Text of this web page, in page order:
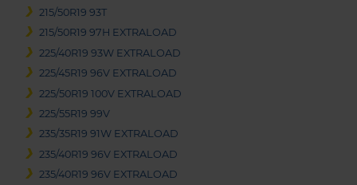
215/50R19 93T
215/50R19 97H EXTRALOAD
225/40R19 93W EXTRALOAD
225/45R19 96V EXTRALOAD
225/50R19 100V EXTRALOAD
225/55R19 99V
235/35R19 91W EXTRALOAD
235/40R19 96V EXTRALOAD
235/40R19 96V EXTRALOAD